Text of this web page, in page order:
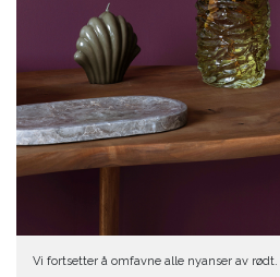
Vi fortsetter å omfavne alle nyanser av